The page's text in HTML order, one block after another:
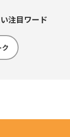
注目ワード
ク